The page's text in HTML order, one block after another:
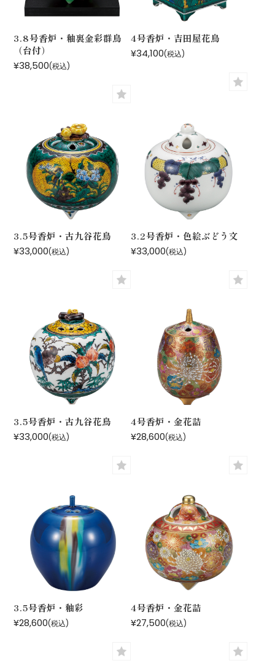
3.8号香炉・釉裏金彩群鳥
（台付）
¥38,500(税込)
4号香炉・吉田屋花鳥
¥34,100(税込)
3.5号香炉・古九谷花鳥
¥33,000(税込)
3.2号香炉・色絵ぶどう文
¥33,000(税込)
3.5号香炉・古九谷花鳥
¥33,000(税込)
4号香炉・金花詰
¥28,600(税込)
3.5号香炉・釉彩
¥28,600(税込)
4号香炉・金花詰
¥27,500(税込)